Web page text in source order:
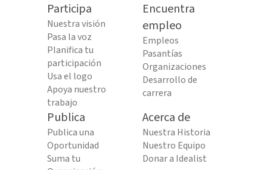
Participa
Nuestra visión
Pasa la voz
Planifica tu
participación
Usa el logo
Apoya nuestro
trabajo
Encuentra
empleo
Empleos
Pasantías
Organizaciones
Desarrollo de
carrera
Publica
Publica una
Oportunidad
Suma tu
Acerca de
Nuestra Historia
Nuestro Equipo
Donar a Idealist